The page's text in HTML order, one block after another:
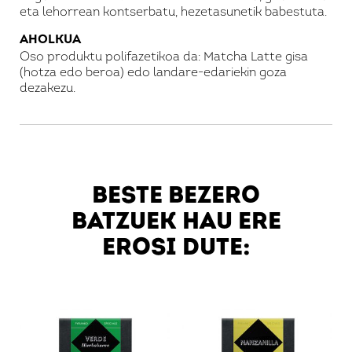
eta lehorrean kontserbatu, hezetasunetik babestuta.
AHOLKUA
Oso produktu polifazetikoa da: Matcha Latte gisa
(hotza edo beroa) edo landare-edariekin goza
dezakezu.
BESTE BEZERO
BATZUEK HAU ERE
EROSI DUTE: